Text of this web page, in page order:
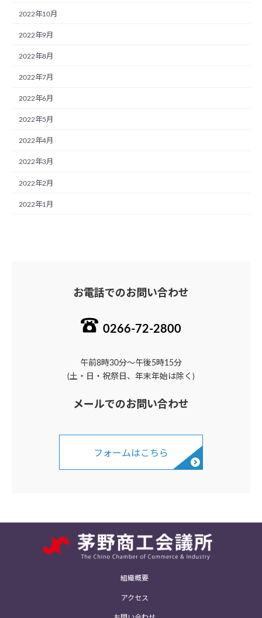
2022年10月
2022年9月
2022年8月
2022年7月
2022年6月
2022年5月
2022年4月
2022年3月
2022年2月
2022年1月
お電話でのお問い合わせ
0266-72-2800
午前8時30分～午後5時15分
(土・日・祝祭日、年末年始は除く)
メールでのお問い合わせ
フォームはこちら
組織概要
アクセス